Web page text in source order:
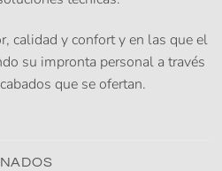
calidad y confort y en las que el
su impronta personal a través
que se ofertan.